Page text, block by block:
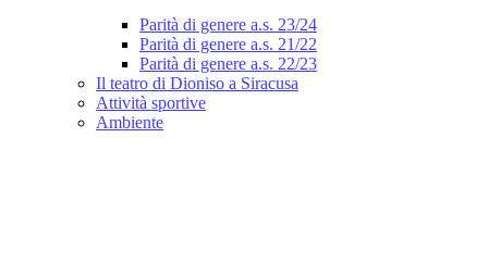
Parità di genere a.s. 23/24
Parità di genere a.s. 21/22
Parità di genere a.s. 22/23
Il teatro di Dioniso a Siracusa
Attività sportive
Ambiente